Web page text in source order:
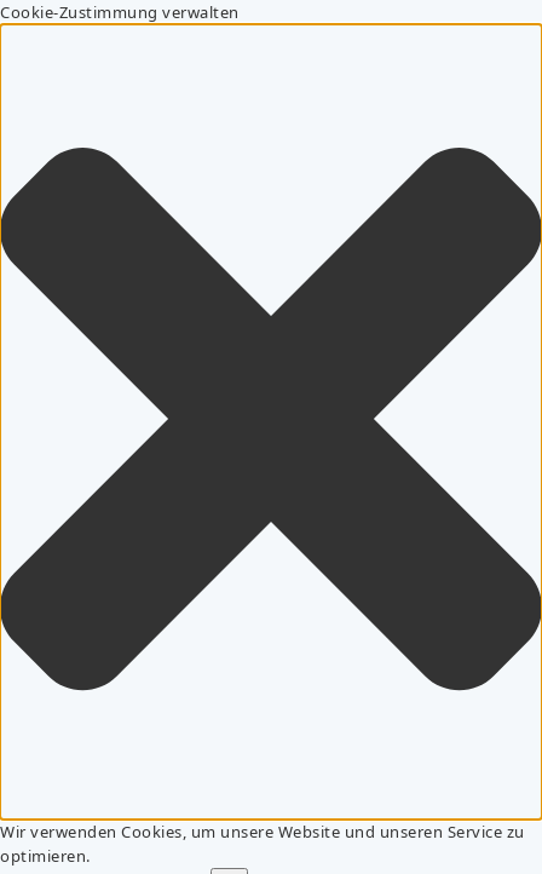
Cookie-Zustimmung verwalten
Wir verwenden Cookies, um unsere Website und unseren Service zu
optimieren.